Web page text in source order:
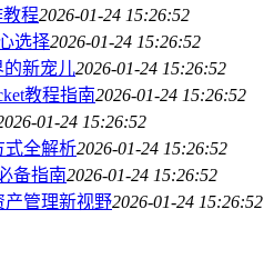
程2026-01-24 15:26:52
选择2026-01-24 15:26:52
的新宠儿2026-01-24 15:26:52
教程指南2026-01-24 15:26:52
01-24 15:26:52
式全解析2026-01-24 15:26:52
备指南2026-01-24 15:26:52
产管理新视野2026-01-24 15:26:52